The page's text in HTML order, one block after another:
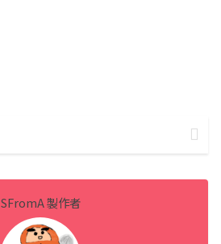
SFromA 製作者